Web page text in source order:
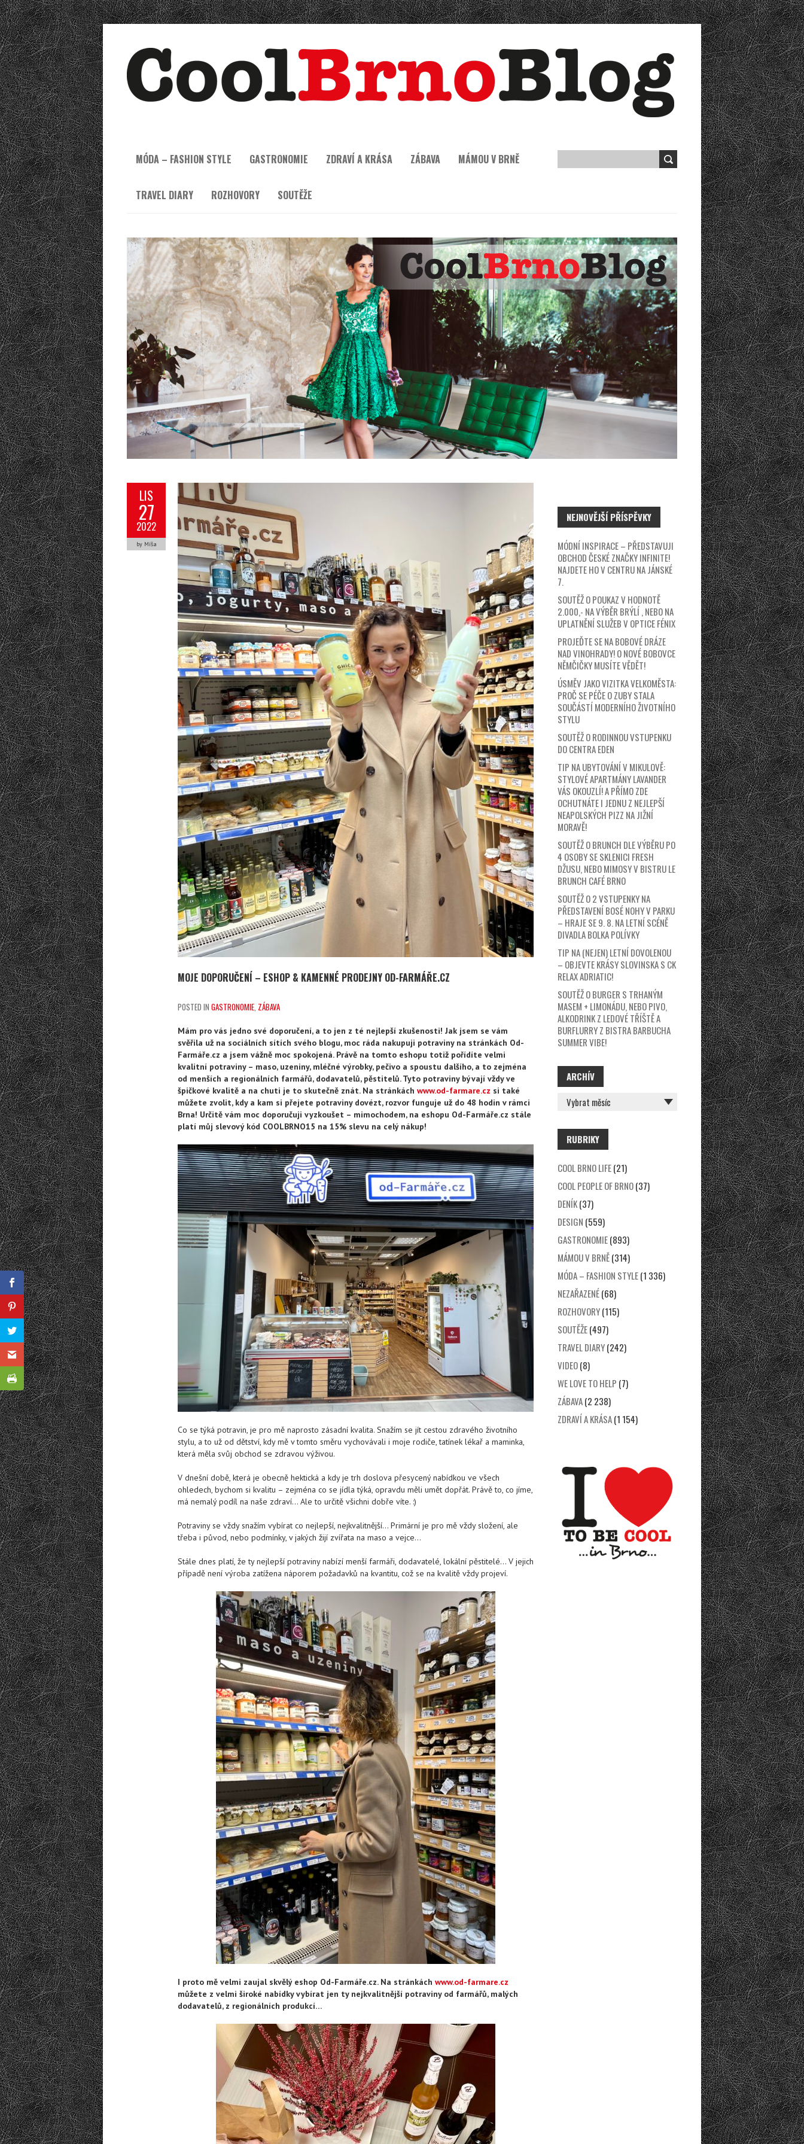
MÓDA – FASHION STYLE GASTRONOMIE ZDRAVÍ A KRÁSA ZÁBAVA MÁMOU V BRNĚ
TRAVEL DIARY ROZHOVORY SOUTĚŽE
LIS
27
2022
by Míša
MOJE DOPORUČENÍ – ESHOP & KAMENNÉ PRODEJNY OD-FARMÁŘE.CZ
POSTED IN GASTRONOMIE, ZÁBAVA
Mám pro vás jedno své doporučení, a to jen z té nejlepší zkušenosti! Jak jsem se vám
svěřila už na sociálních sítích svého blogu, moc ráda nakupuji potraviny na stránkách Od-
Farmáře.cz a jsem vážně moc spokojená. Právě na tomto eshopu totiž pořídíte velmi
kvalitní potraviny – maso, uzeniny, mléčné výrobky, pečivo a spoustu dalšího, a to zejména
od menších a regionálních farmářů, dodavatelů, pěstitelů. Tyto potraviny bývají vždy ve
špičkové kvalitě a na chuti je to skutečně znát. Na stránkách www.od-farmare.cz si také
můžete zvolit, kdy a kam si přejete potraviny dovézt, rozvor funguje už do 48 hodin v rámci
Brna! Určitě vám moc doporučuji vyzkoušet – mimochodem, na eshopu Od-Farmáře.cz stále
platí můj slevový kód COOLBRNO15 na 15% slevu na celý nákup!
Co se týká potravin, je pro mě naprosto zásadní kvalita. Snažím se jít cestou zdravého životního
stylu, a to už od dětství, kdy mě v tomto směru vychovávali i moje rodiče, tatínek lékař a maminka,
která měla svůj obchod se zdravou výživou.
V dnešní době, která je obecně hektická a kdy je trh doslova přesycený nabídkou ve všech
ohledech, bychom si kvalitu – zejména co se jídla týká, opravdu měli umět dopřát. Právě to, co jíme,
má nemalý podíl na naše zdraví… Ale to určitě všichni dobře víte. :)
Potraviny se vždy snažím vybírat co nejlepší, nejkvalitnější… Primární je pro mě vždy složení, ale
třeba i původ, nebo podmínky, v jakých žijí zvířata na maso a vejce…
Stále dnes platí, že ty nejlepší potraviny nabízí menší farmáři, dodavatelé, lokální pěstitelé… V jejich
případě není výroba zatížena náporem požadavků na kvantitu, což se na kvalitě vždy projeví.
I proto mě velmi zaujal skvělý eshop Od-Farmáře.cz. Na stránkách www.od-farmare.cz
můžete z velmi široké nabídky vybírat jen ty nejkvalitnější potraviny od farmářů, malých
dodavatelů, z regionálních produkcí…
NEJNOVĚJŠÍ PŘÍSPĚVKY
MÓDNÍ INSPIRACE – PŘEDSTAVUJI
OBCHOD ČESKÉ ZNAČKY INFINITE!
NAJDETE HO V CENTRU NA JÁNSKÉ
7.
SOUTĚŽ O POUKAZ V HODNOTĚ
2.000,- NA VÝBĚR BRÝLÍ , NEBO NA
UPLATNĚNÍ SLUŽEB V OPTICE FÉNIX
PROJEĎTE SE NA BOBOVÉ DRÁZE
NAD VINOHRADY! O NOVÉ BOBOVCE
NĚMČIČKY MUSÍTE VĚDĚT!
ÚSMĚV JAKO VIZITKA VELKOMĚSTA:
PROČ SE PÉČE O ZUBY STALA
SOUČÁSTÍ MODERNÍHO ŽIVOTNÍHO
STYLU
SOUTĚŽ O RODINNOU VSTUPENKU
DO CENTRA EDEN
TIP NA UBYTOVÁNÍ V MIKULOVĚ:
STYLOVÉ APARTMÁNY LAVANDER
VÁS OKOUZLÍ! A PŘÍMO ZDE
OCHUTNÁTE I JEDNU Z NEJLEPŠÍ
NEAPOLSKÝCH PIZZ NA JIŽNÍ
MORAVĚ!
SOUTĚŽ O BRUNCH DLE VÝBĚRU PO
4 OSOBY SE SKLENICI FRESH
DŽUSU, NEBO MIMOSY V BISTRU LE
BRUNCH CAFÉ BRNO
SOUTĚŽ O 2 VSTUPENKY NA
PŘEDSTAVENÍ BOSÉ NOHY V PARKU
– HRAJE SE 9. 8. NA LETNÍ SCÉNĚ
DIVADLA BOLKA POLÍVKY
TIP NA (NEJEN) LETNÍ DOVOLENOU
– OBJEVTE KRÁSY SLOVINSKA S CK
RELAX ADRIATIC!
SOUTĚŽ O BURGER S TRHANÝM
MASEM + LIMONÁDU, NEBO PIVO,
ALKODRINK Z LEDOVÉ TŘÍŠTĚ A
BURFLURRY Z BISTRA BARBUCHA
SUMMER VIBE!
ARCHÍV
ARCHÍV
RUBRIKY
COOL BRNO LIFE(21)
COOL PEOPLE OF BRNO(37)
DENÍK(37)
DESIGN (559)
GASTRONOMIE(893)
MÁMOU V BRNĚ(314)
MÓDA – FASHION STYLE(1 336)
NEZAŘAZENÉ(68)
ROZHOVORY(115)
SOUTĚŽE(497)
TRAVEL DIARY(242)
VIDEO(8)
WE LOVE TO HELP (7)
ZÁBAVA(2 238)
ZDRAVÍ A KRÁSA(1 154)